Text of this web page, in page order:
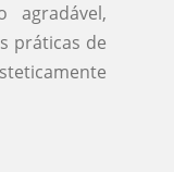
agradável,
práticas de